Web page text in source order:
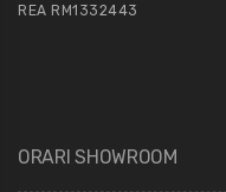
REA RM1332443
ORARI SHOWROOM